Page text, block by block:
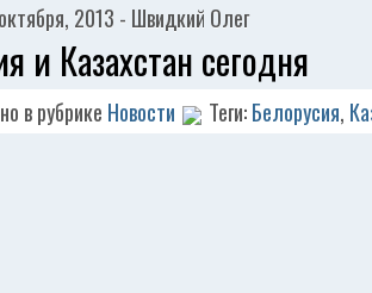
2013 - Швидкий Олег
и Казахстан сегодня
в рубрике Новости Теги:Белорусия,